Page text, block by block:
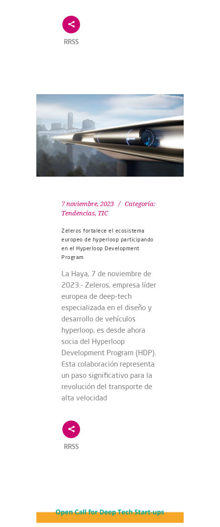
RRSS
7 noviembre, 2023
Categoría:
Tendencias, TIC
Zeleros fortalece el ecosistema
europeo de hyperloop participando
en el Hyperloop Development
Program
La Haya, 7 de noviembre de
2023.- Zeleros, empresa líder
europea de deep-tech
especializada en el diseño y
desarrollo de vehículos
hyperloop, es desde ahora
socia del Hyperloop
Development Program (HDP).
Esta colaboración representa
un paso significativo para la
revolución del transporte de
alta velocidad
RRSS